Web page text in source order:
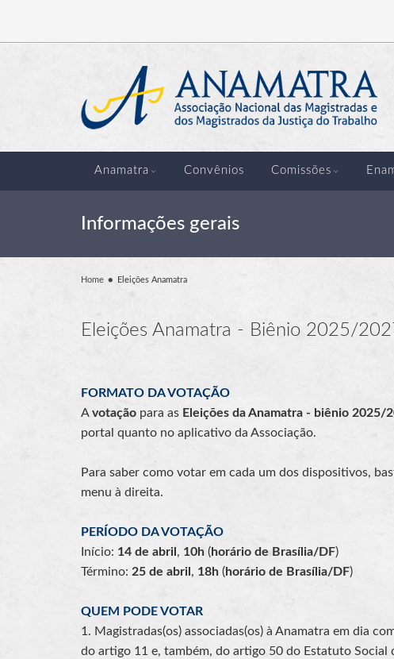
Anamatra Convênios Comissões
Informações gerais
Home Eleições Anamatra
Eleições Anamatra - Biênio 2025/
FORMATO DA VOTAÇÃO
Avotação para as Eleições da Anamatra - biênio 2025/
portal quanto no aplicativo da Associação.
Para saber como votar em cada um dos dispositivos,
menu à direita.
PERÍODO DA VOTAÇÃO
Início: 14 de abril , 10h (horário de Brasília/DF)
Término: 25 de abril , 18h (horário de Brasília/DF)
QUEM PODE VOTAR
1. Magistradas(os) associadas(os) à Anamatra em dia
do artigo 11 e, também, do artigo 50 do Estatuto Social